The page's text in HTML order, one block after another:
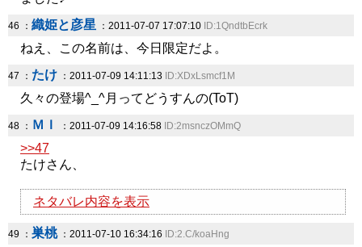
46 ： 織姫と彦星 ：2011-07-07 17:07:10 ID:1QndtbEcrk
ねえ、この名前は、今日限定だよ。
47 ： たけ ：2011-07-09 14:11:13 ID:XDxLsmcf1M
久々の登場^_^月ってどうすんの(ToT)
48 ： ＭＩ ：2011-07-09 14:16:58 ID:2msnczOMmQ
>>47
たけさん、
ネタバレ内容を表示
49 ： 巣桃：2011-07-10 16:34:16 ID:2.C/koaHng